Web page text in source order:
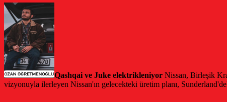
Qashqai ve Juke elektrikleniyor Nissan, Birleşik
vizyonuyla ilerleyen Nissan'ın gelecekteki üretim planı,